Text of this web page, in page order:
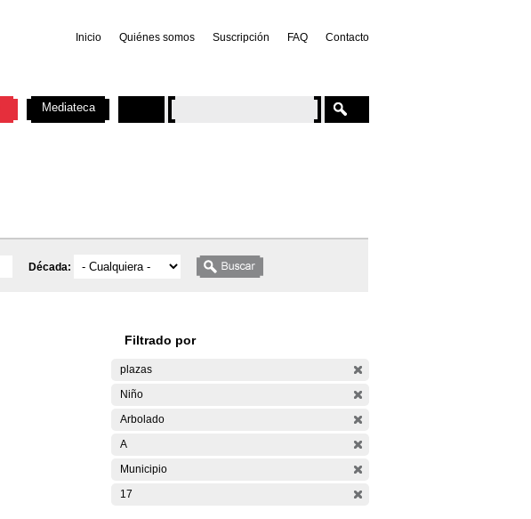
Inicio Quiénes somos Suscripción FAQ Contacto
Década:
Filtrado por
plazas
Niño
Arbolado
A
Municipio
17
Mediateca